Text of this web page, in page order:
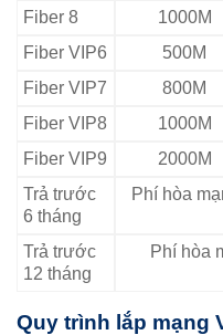
Fiber 8
1000M
Fiber VIP6
500M
Fiber VIP7
800M
Fiber VIP8
1000M
Fiber VIP9
2000M
Trả trước
6 tháng
Phí hòa
Trả trước
12 tháng
Phí hòa
Quy trình lắp mạng